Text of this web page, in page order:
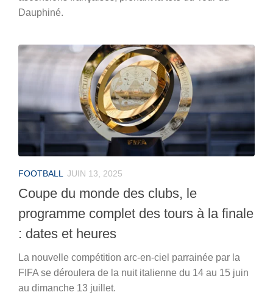
Dauphiné.
FOOTBALL JUIN 13, 2025
Coupe du monde des clubs, le
programme complet des tours à la finale
: dates et heures
La nouvelle compétition arc-en-ciel parrainée par la
FIFA se déroulera de la nuit italienne du 14 au 15 juin
au dimanche 13 juillet.